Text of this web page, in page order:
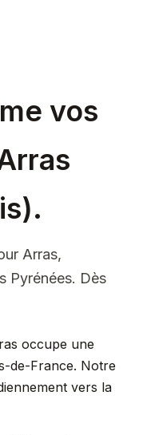
vos
Arras,
Pyrénées. Dès
occupe une
de-France. Notre
vers la